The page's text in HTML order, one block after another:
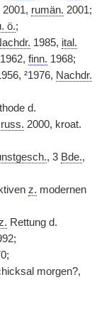
2001, rumän. 2001;
ö.;
1985, ital.
1962, finn. 1968;
²1976, Nachdr.
d.
russ. 2000, kroat.
, 3 Bde.,
z. modernen
Rettung d.
morgen?,